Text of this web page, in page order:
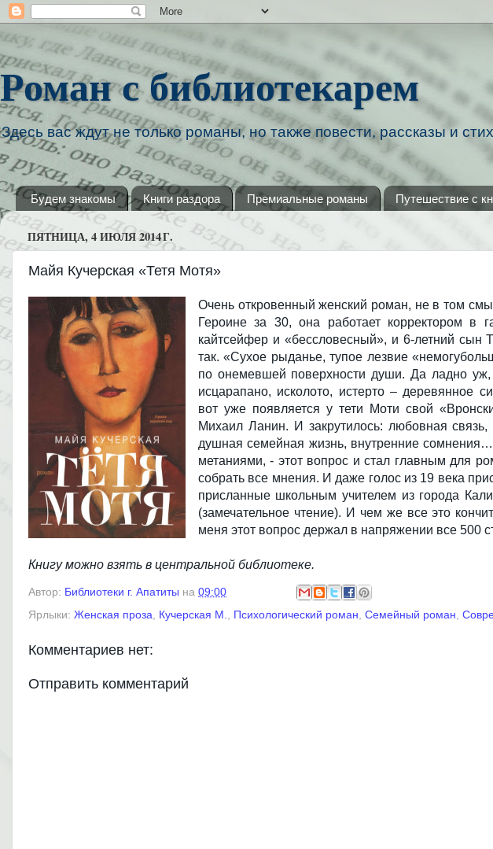
Роман с библиотекарем
Здесь вас ждут не только романы, но также повести, рассказы и
Будем знакомы Книги раздора Премиальные романы Путешествие с
ПЯТНИЦА, 4 ИЮЛЯ 2014 Г.
Майя Кучерская «Тетя Мотя»
Очень откровенный женский роман, не в том
Героине за 30, она работает корректором в
кайтсейфер и «бессловесный», и 6-летний
так. «Сухое рыданье, тупое лезвие
по онемевшей поверхности души. Да ладно уж,
исцарапано, исколото, истерто – деревянное
вот уже появляется у тети Моти свой
Михаил Ланин. И закрутилось: любовная
душная семейная жизнь, внутренние
метаниями, - этот вопрос и стал главным для
собрать все мнения. И даже голос из 19 века
присланные школьным учителем из города
(замечательное чтение). И чем же все это
меня этот вопрос держал в напряжении все 500
Книгу можно взять в центральной библиотеке.
Автор: Библиотеки г. Апатиты на 09:00
Ярлыки: Женская проза, Кучерская М., Психологический роман, Семейный роман,
Комментариев нет:
Отправить комментарий